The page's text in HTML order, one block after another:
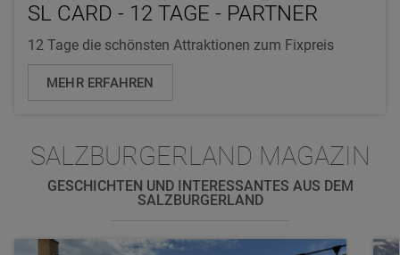
SL CARD - 12 TAGE - PARTNER
12 Tage die schönsten Attraktionen zum Fixpreis
MEHR ERFAHREN
SALZBURGERLAND MAGAZIN
GESCHICHTEN UND INTERESSANTES AUS DEM
SALZBURGERLAND